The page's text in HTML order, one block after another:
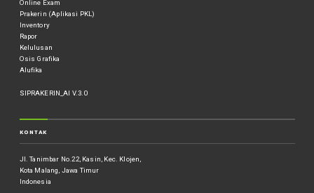
Online Exam
Prakerin (Aplikasi PKL)
Inventory
Rapor
Kelulusan
Osis Grafika
Alufika
SIPRAKERIN_AI V.3.0
KONTAK
Jl. Tanimbar No.22, Kasin, Kec. Klojen,
Kota Malang, Jawa Timur
Indonesia